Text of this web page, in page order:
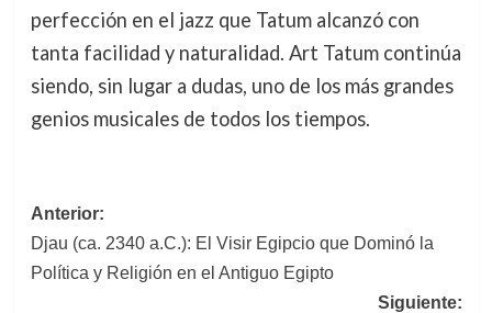
perfección en el jazz que Tatum alcanzó con
tanta facilidad y naturalidad. Art Tatum continúa
siendo, sin lugar a dudas, uno de los más grandes
genios musicales de todos los tiempos.
Navegación
de
entradas
Anterior:
Djau (ca. 2340 a.C.): El Visir Egipcio que Dominó la
Política y Religión en el Antiguo Egipto
Siguiente: